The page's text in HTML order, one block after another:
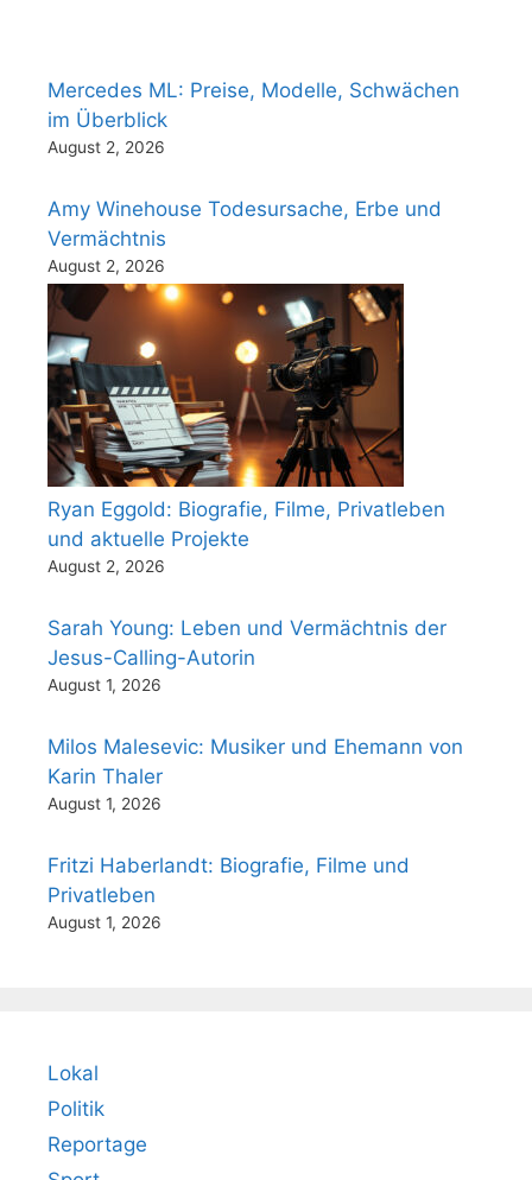
Mercedes ML: Preise, Modelle, Schwächen
im Überblick
August 2, 2026
Amy Winehouse Todesursache, Erbe und
Vermächtnis
August 2, 2026
Ryan Eggold: Biografie, Filme, Privatleben
und aktuelle Projekte
August 2, 2026
Sarah Young: Leben und Vermächtnis der
Jesus-Calling-Autorin
August 1, 2026
Milos Malesevic: Musiker und Ehemann von
Karin Thaler
August 1, 2026
Fritzi Haberlandt: Biografie, Filme und
Privatleben
August 1, 2026
Lokal
Politik
Reportage